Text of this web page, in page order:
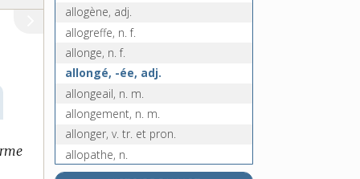
allogène, adj.
allogreffe, n. f.
allonge, n. f.
allongé, -ée, adj.
allongeail, n. m.
allongement, n. m.
allonger, v. tr. et pron.
allopathe, n.
allopathie, n. f.